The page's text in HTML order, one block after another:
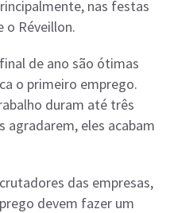
nas festas
o Réveillon.
de ano são ótimas
o primeiro emprego.
duram até três
agradarem, eles acabam
das empresas,
devem fazer um